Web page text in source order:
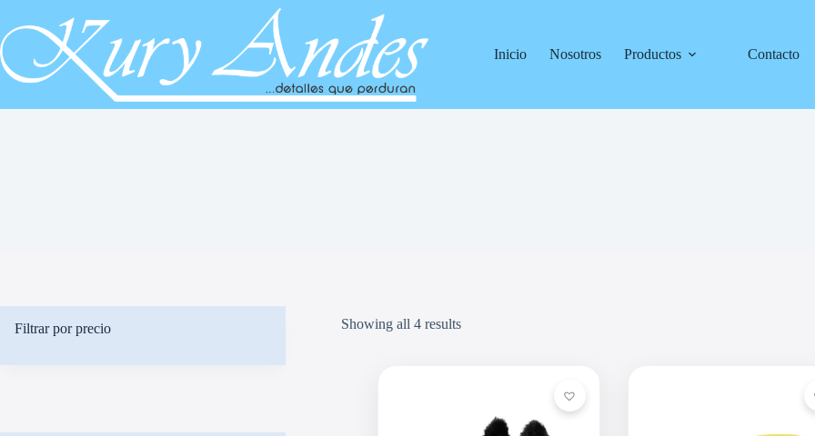
contenido
Inicio Nosotros Productos Contacto
Showing all 4 results
Filtrar por precio